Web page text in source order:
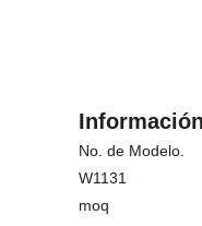
No. de Modelo.
W1131
moq